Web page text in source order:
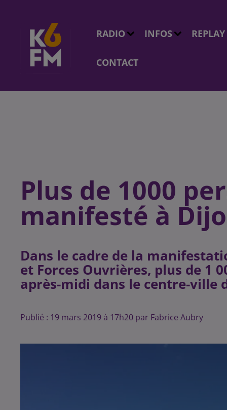
RADIO INFOS REPLAY
CONTACT
Plus de 1000
manifesté à
Dans le cadre de la
et Forces Ouvrières, plus de 1
après-midi dans le centre-ville
Publié : 19 mars 2019 à 17h20 par Fabrice Aubry